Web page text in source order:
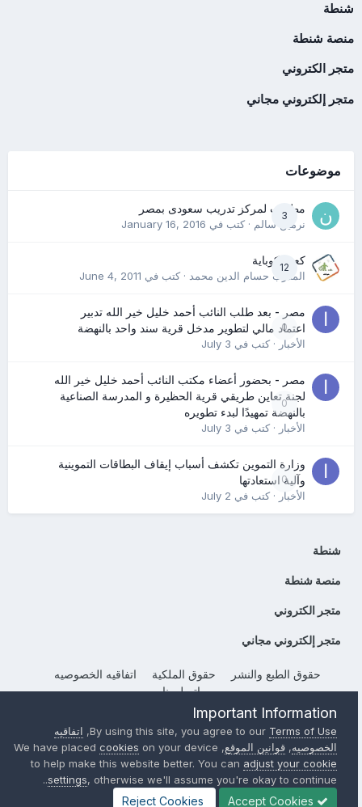
شنطة
منصة شنطة
متجر الكتروني
متجر إلكتروني مجاني
موضوعات
3
مطلوب لمركز تدريب سعودى بمصر
نرمين سالم· كتب في January 16, 2016
12
كعب كوباية
المدرب حسام الدين محمد· كتب في June 4, 2011
0
مصر - بعد طلب النائب أحمد خليل خير الله تدبير
اعتماد مالي لتطوير مدخل قرية سند واحد بالنهضة
الأخبار· كتب في July 3
0
مصر - بحضور أعضاء مكتب النائب أحمد خليل خير الله
لجنة تعاين طريقي قرية الحظيرة و المدرسة الصناعية
بالنهضة تمهيدًا لبدء تطويره
الأخبار· كتب في July 3
0
وزارة التموين تكشف أسباب إيقاف البطاقات التموينية
وآلية استعادتها
الأخبار· كتب في July 2
شنطة
منصة شنطة
متجر الكتروني
متجر إلكتروني مجاني
حقوق الطبع والنشر حقوق الملكية
اتفاقيه الخصوصيه
إتصل بنا
Powered by Invision CommunityImportant Information
By using this site, you agree to ourTerms of Use
, اتفاقيه
الخصوصيه, قوانين الموقع, We have placed
cookies on your device
to help make this website better. You canadjust your cookie
settings , otherwise we'll assume you're okay to continue..
Accept Cookies